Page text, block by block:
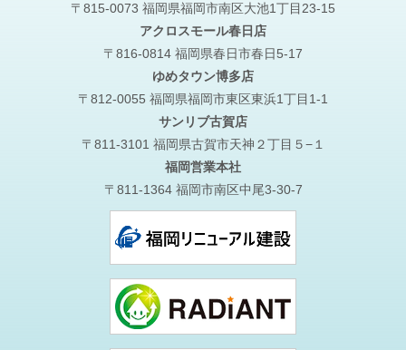
〒815-0073 福岡県福岡市南区大池1丁目23-15
アクロスモール春日店
〒816-0814 福岡県春日市春日5-17
ゆめタウン博多店
〒812-0055 福岡県福岡市東区東浜1丁目1-1
サンリブ古賀店
〒811-3101 福岡県古賀市天神２丁目５−１
福岡営業本社
〒811-1364 福岡市南区中尾3-30-7